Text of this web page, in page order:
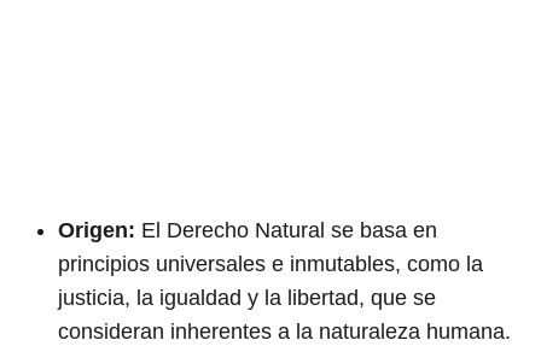
Origen: El Derecho Natural se basa en
principios universales e inmutables, como la
justicia, la igualdad y la libertad, que se
consideran inherentes a la naturaleza humana.